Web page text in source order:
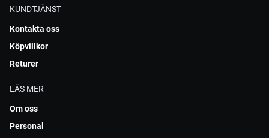
KUNDTJÄNST
Kontakta oss
Köpvillkor
Returer
LÄS MER
Om oss
Personal